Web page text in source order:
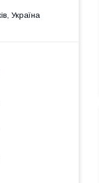
Україна